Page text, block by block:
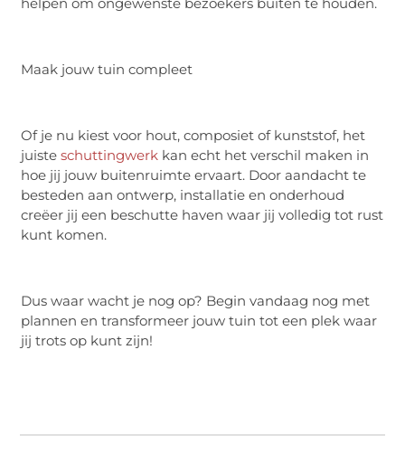
Maak jouw tuin compleet
Of je nu kiest voor hout, composiet of kunststof, het
juisteschuttingwerk kan echt het verschil maken in
hoe jij jouw buitenruimte ervaart. Door aandacht te
besteden aan ontwerp, installatie en onderhoud
creëer jij een beschutte haven waar jij volledig tot rust
kunt komen.
Dus waar wacht je nog op? Begin vandaag nog met
plannen en transformeer jouw tuin tot een plek waar
jij trots op kunt zijn!